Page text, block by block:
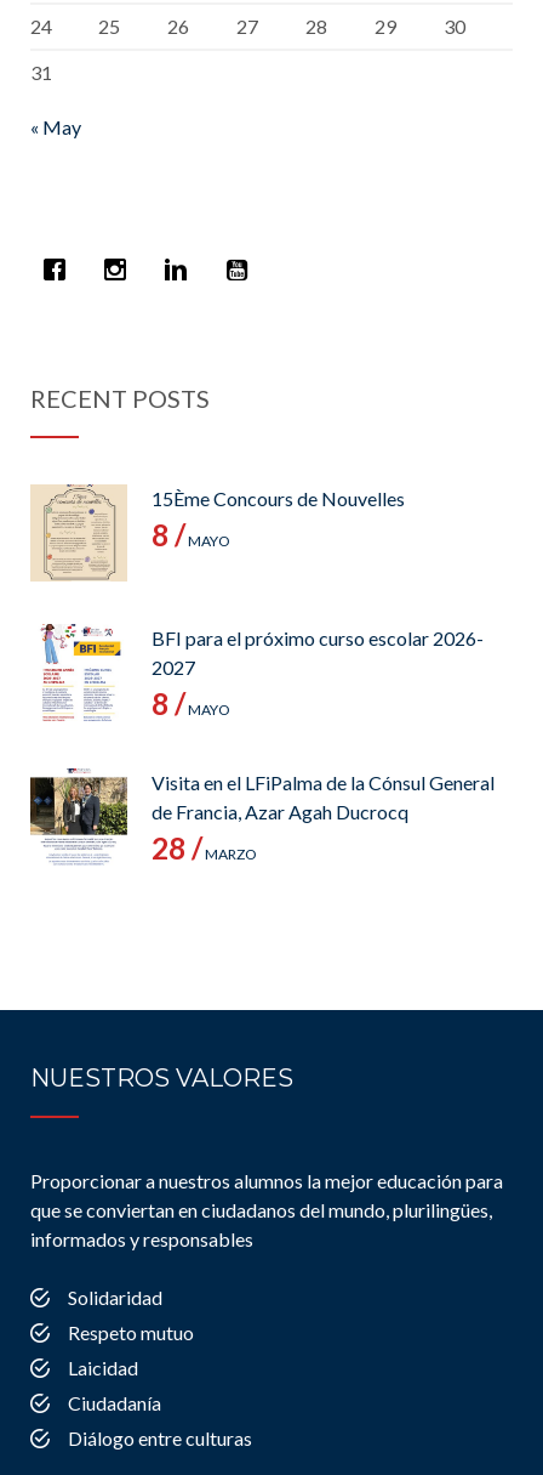
24 25 26 27 28 29
30
31
« May
RECENT POSTS
15Ème Concours de Nouvelles
8 /MAYO
BFI para el próximo curso escolar 2026-
2027
8 /MAYO
Visita en el LFiPalma de la Cónsul General
de Francia, Azar Agah Ducrocq
28 /MARZO
NUESTROS VALORES
Proporcionar a nuestros alumnos la mejor educación para
que se conviertan en ciudadanos del mundo, plurilingües,
informados y responsables
Solidaridad
Respeto mutuo
Laicidad
Ciudadanía
Diálogo entre culturas